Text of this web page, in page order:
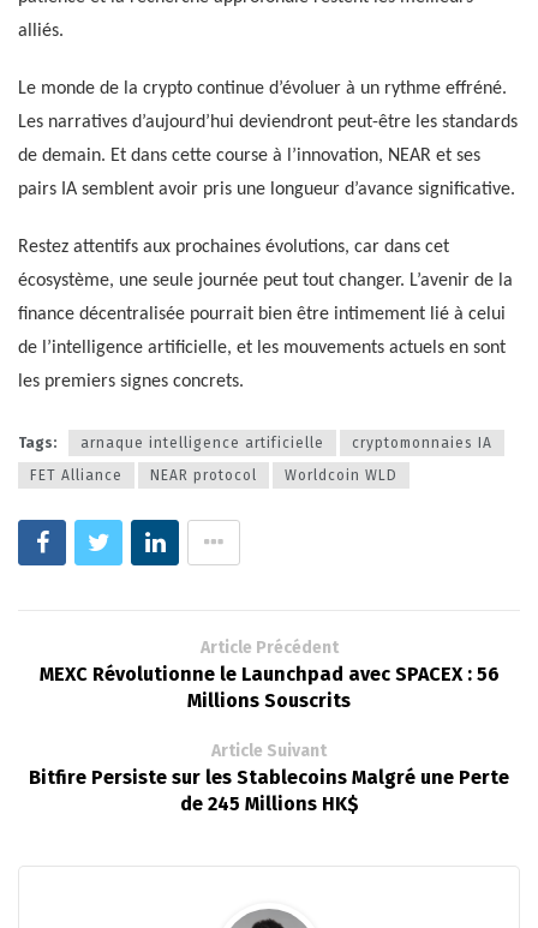
alliés.
Le monde de la crypto continue d’évoluer à un rythme effréné.
Les narratives d’aujourd’hui deviendront peut-être les standards
de demain. Et dans cette course à l’innovation, NEAR et ses
pairs IA semblent avoir pris une longueur d’avance significative.
Restez attentifs aux prochaines évolutions, car dans cet
écosystème, une seule journée peut tout changer. L’avenir de la
finance décentralisée pourrait bien être intimement lié à celui
de l’intelligence artificielle, et les mouvements actuels en sont
les premiers signes concrets.
Tags: arnaque intelligence artificielle
cryptomonnaies IA
FET Alliance
NEAR protocol Worldcoin WLD
Article Précédent
MEXC Révolutionne le Launchpad avec SPACEX : 56
Millions Souscrits
Article Suivant
Bitfire Persiste sur les Stablecoins Malgré une Perte
de 245 Millions HK$